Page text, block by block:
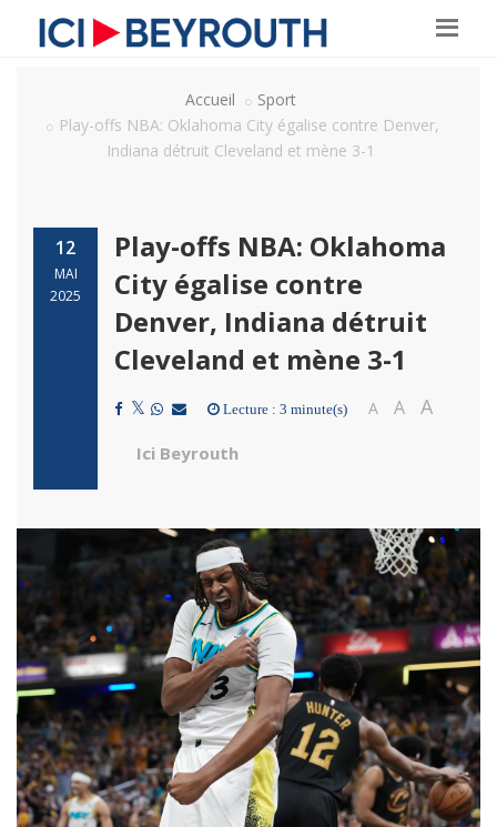
Accueil
Sport
Play-offs NBA: Oklahoma City égalise contre Denver,
Indiana détruit Cleveland et mène 3-1
12
MAI
2025
Play-offs NBA: Oklahoma
City égalise contre
Denver, Indiana détruit
Cleveland et mène 3-1
Lecture : 3 minute(s) A A A
Ici Beyrouth